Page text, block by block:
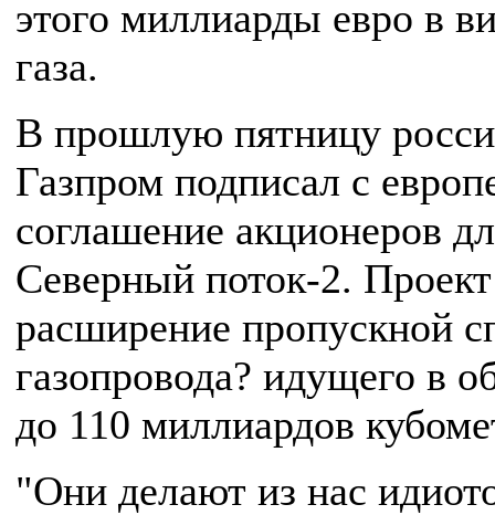
этого миллиарды евро в
газа.
В прошлую пятницу
Газпром подписал с
соглашение акционеров
Северный поток-2.
расширение пропускной
газопровода? идущего в
до 110 миллиардов
"Они делают из нас